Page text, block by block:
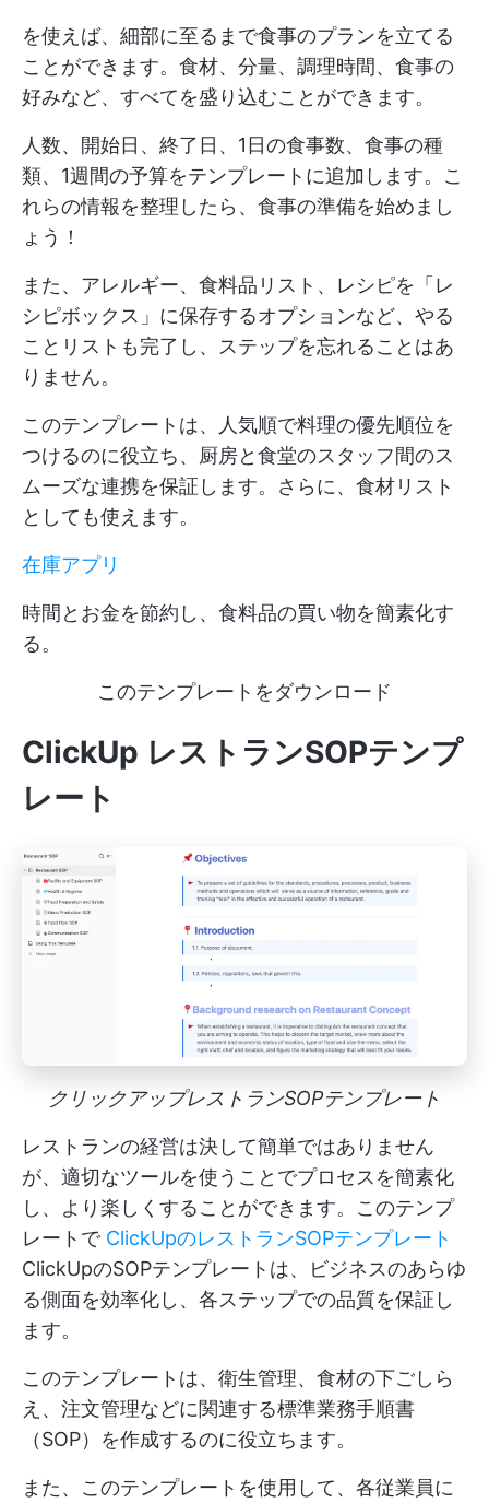
を使えば、細部に至るまで食事のプランを立てる
ことができます。食材、分量、調理時間、食事の
好みなど、すべてを盛り込むことができます。
人数、開始日、終了日、1日の食事数、食事の種
類、1週間の予算をテンプレートに追加します。こ
れらの情報を整理したら、食事の準備を始めまし
ょう！
また、アレルギー、食料品リスト、レシピを「レ
シピボックス」に保存するオプションなど、やる
ことリストも完了し、ステップを忘れることはあ
りません。
このテンプレートは、人気順で料理の優先順位を
つけるのに役立ち、厨房と食堂のスタッフ間のス
ムーズな連携を保証します。さらに、食材リスト
としても使えます。
在庫アプリ
時間とお金を節約し、食料品の買い物を簡素化す
る。
このテンプレートをダウンロード
ClickUp レストランSOPテンプ
レート
クリックアップレストランSOPテンプレート
レストランの経営は決して簡単ではありません
が、適切なツールを使うことでプロセスを簡素化
し、より楽しくすることができます。このテンプ
レートで ClickUpのレストランSOPテンプレート
ClickUpのSOPテンプレートは、ビジネスのあらゆ
る側面を効率化し、各ステップでの品質を保証し
ます。
このテンプレートは、衛生管理、食材の下ごしら
え、注文管理などに関連する標準業務手順書
（SOP）を作成するのに役立ちます。
また、このテンプレートを使用して、各従業員に